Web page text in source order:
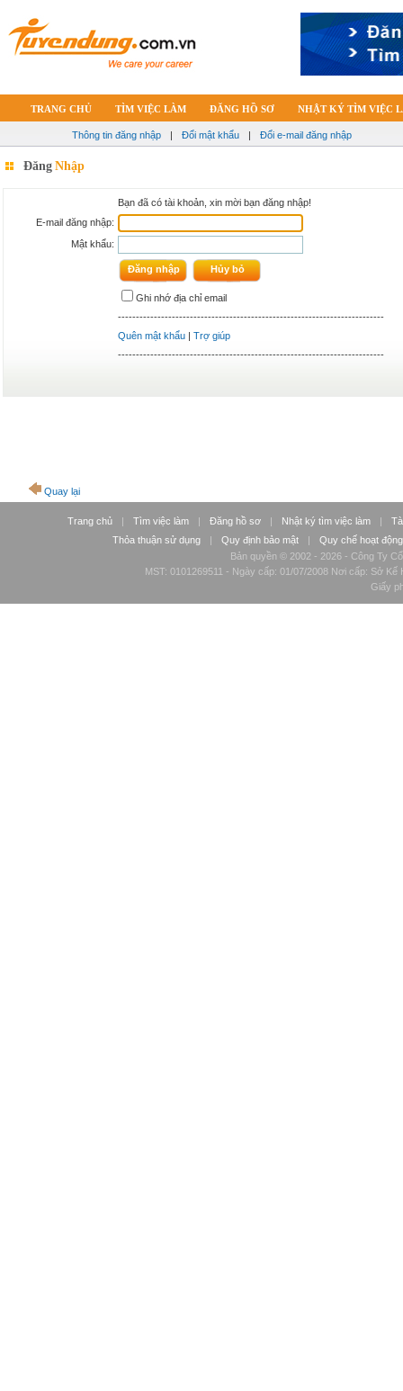
TRANG CHỦ TÌM VIỆC LÀM ĐĂNG HỒ SƠ NHẬT KÝ TÌM VIỆC
Thông tin đăng nhập | Đổi mật khẩu | Đổi e-mail đăng nhập
Đăng Nhập
Bạn đã có tài khoản, xin mời bạn đăng nhập!
E-mail đăng nhập:
Mật khẩu:
Ghi nhớ địa chỉ email
--------------------------------------------------------------------------
Quên mật khẩu | Trợ giúp
--------------------------------------------------------------------------
Quay lại
Trang chủ | Tìm việc làm | Đăng hồ sơ | Nhật ký tìm việc làm |
Thỏa thuận sử dụng
| Quy định bảo mật |
Quy chế hoạt động
Bản quyền © 2002 - 2026 - Công Ty
MST: 0101269511 - Ngày cấp: 01/07/2008 Nơi cấp: Sở
Giấy